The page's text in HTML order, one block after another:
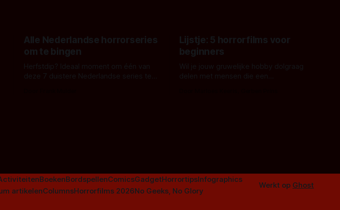
Alle Nederlandse horrorseries
om te bingen
Herfstdip? Ideaal moment om één van
deze 7 duistere Nederlandse series te
Lijstje: 5 horrorfilms voor
beginners
Wil je jouw gruwelijke hobby dolgraag
delen met mensen die een
BoekenBordspellenComicsGadgetHorrortipsInfographics
artikelenColumnsHorrorfilms 2026No Geeks, No Glory
Werkt op Ghost